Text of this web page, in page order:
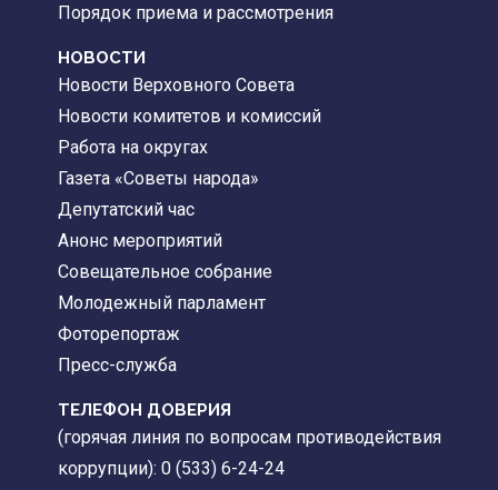
Порядок приема и рассмотрения
НОВОСТИ
Новости Верховного Совета
Новости комитетов и комиссий
Работа на округах
Газета «Советы народа»
Депутатский час
Анонс мероприятий
Совещательное собрание
Молодежный парламент
Фоторепортаж
Пресс-служба
ТЕЛЕФОН ДОВЕРИЯ
(горячая линия по вопросам противодействия
коррупции): 0 (533) 6-24-24